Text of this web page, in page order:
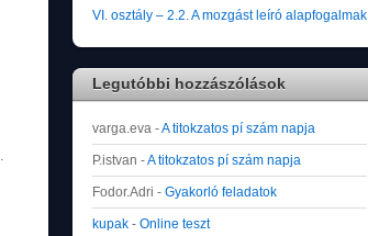
VI. osztály – 2.2. A mozgást leíró alapfogalmak
Legutóbbi hozzászólások
varga.eva -A titokzatos pí szám napja
P.istvan -A titokzatos pí szám napja
Fodor.Adri - Gyakorló feladatok
kupak - Online teszt